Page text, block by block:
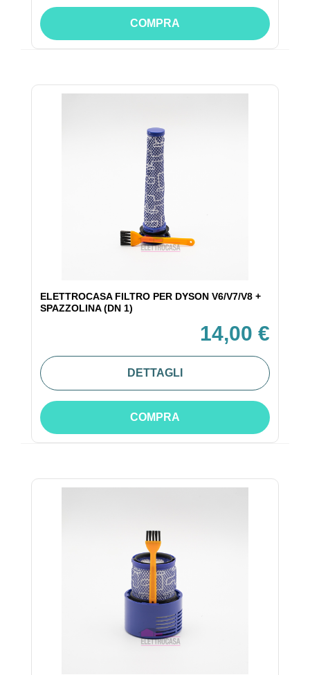
COMPRA
ELETTROCASA FILTRO PER DYSON V6/V7/V8 +
SPAZZOLINA (DN 1)
14,00 €
DETTAGLI
COMPRA